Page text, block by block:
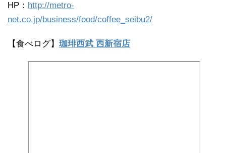
HP： http://metro-
net.co.jp/business/food/coffee_seibu2/
【食べログ】 珈琲西武 西新宿店